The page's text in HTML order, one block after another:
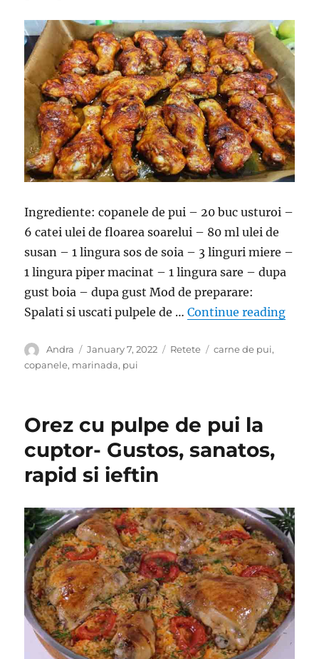
Ingrediente: copanele de pui – 20 buc usturoi –
6 catei ulei de floarea soarelui – 80 ml ulei de
susan – 1 lingura sos de soia – 3 linguri miere –
1 lingura piper macinat – 1 lingura sare – dupa
gust boia – dupa gust Mod de preparare:
Spalati si uscati pulpele de …Continue reading“O
Author
Andra
Posted
on
January 7, 2022 Categories
Retete Tags
carne de pui,
copanele, marinada, pui
Orez cu pulpe de pui la
cuptor- Gustos, sanatos,
rapid si ieftin